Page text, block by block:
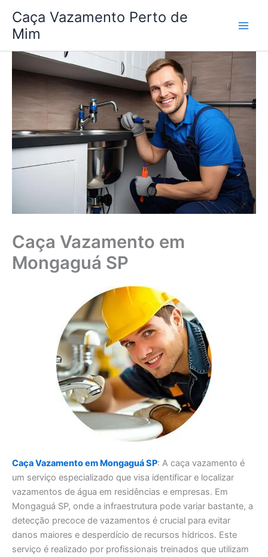
para
conteúdo
Caça Vazamento Perto de
Mim
Caça Vazamento em
Mongaguá SP
Caça Vazamento em Mongaguá SP: A caça vazamento é
um serviço especializado que visa identificar e localizar
vazamentos de água em residências e empresas. Em
Mongaguá SP, onde a infraestrutura pode variar bastante, a
detecção precoce de vazamentos é crucial para evitar
danos maiores e desperdício de recursos hídricos. Este
serviço é realizado por profissionais treinados que utilizam